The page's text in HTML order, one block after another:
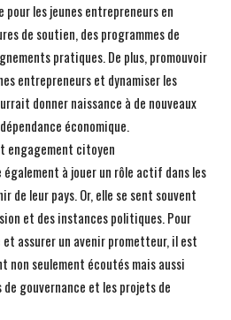
pour les jeunes entrepreneurs en
de soutien, des programmes de
pratiques. De plus, promouvoir
entrepreneurs et dynamiser les
donner naissance à de nouveaux
économique.
engagement citoyen
également à jouer un rôle actif dans les
de leur pays. Or, elle se sent souvent
et des instances politiques. Pour
assurer un avenir prometteur, il est
non seulement écoutés mais aussi
gouvernance et les projets de